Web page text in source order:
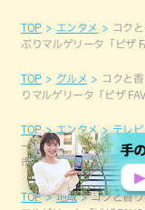
TOP エンタメ
コク
ぷりマルゲリータ「ピザ
TOP グルメ
コクと
りマルゲリータ「ピザ
TOP エンタメ テレビ
ーズたっぷりマルゲリー
市）
TOP 地域
コクと香